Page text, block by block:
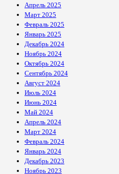
Апрель 2025
Март 2025
Февраль 2025
Январь 2025
Декабрь 2024
Ноябрь 2024
Октябрь 2024
Сентябрь 2024
Август 2024
Июль 2024
Июнь 2024
Май 2024
Апрель 2024
Март 2024
Февраль 2024
Январь 2024
Декабрь 2023
Ноябрь 2023